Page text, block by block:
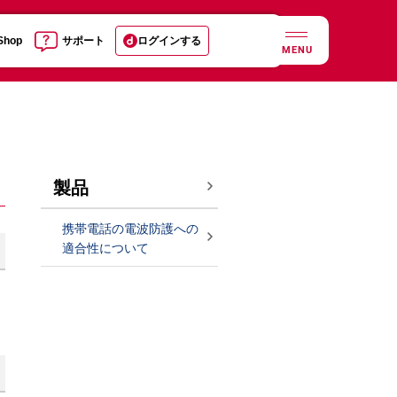
サポート ログインする
MENU
製品
携帯電話の電波防護への
適合性について